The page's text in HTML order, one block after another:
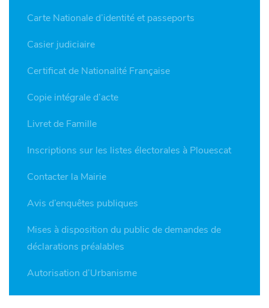
Carte Nationale d’identité et passeports
Casier judiciaire
Certificat de Nationalité Française
Copie intégrale d’acte
Livret de Famille
Inscriptions sur les listes électorales à Plouescat
Contacter la Mairie
Avis d’enquêtes publiques
Mises à disposition du public de demandes de
déclarations préalables
Autorisation d’Urbanisme